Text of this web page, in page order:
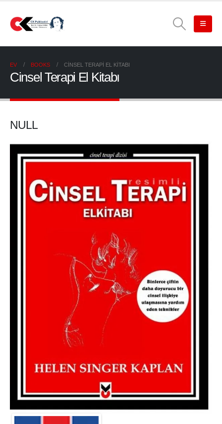
EV BOOKS CINSEL TERAPI EL KITABI
Cinsel Terapi El Kitabı
NULL